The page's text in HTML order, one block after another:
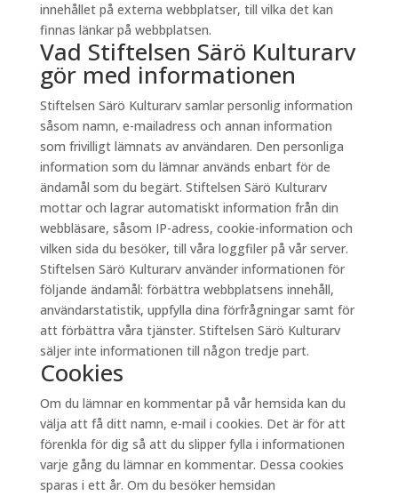
innehållet på externa webbplatser, till vilka det kan
finnas länkar på webbplatsen.
Vad Stiftelsen Särö Kulturarv
gör med informationen
Stiftelsen Särö Kulturarv samlar personlig information
såsom namn, e-mailadress och annan information
som frivilligt lämnats av användaren. Den personliga
information som du lämnar används enbart för de
ändamål som du begärt. Stiftelsen Särö Kulturarv
mottar och lagrar automatiskt information från din
webbläsare, såsom IP-adress, cookie-information och
vilken sida du besöker, till våra loggfiler på vår server.
Stiftelsen Särö Kulturarv använder informationen för
följande ändamål: förbättra webbplatsens innehåll,
användarstatistik, uppfylla dina förfrågningar samt för
att förbättra våra tjänster. Stiftelsen Särö Kulturarv
säljer inte informationen till någon tredje part.
Cookies
Om du lämnar en kommentar på vår hemsida kan du
välja att få ditt namn, e-mail i cookies. Det är för att
förenkla för dig så att du slipper fylla i informationen
varje gång du lämnar en kommentar. Dessa cookies
sparas i ett år. Om du besöker hemsidan